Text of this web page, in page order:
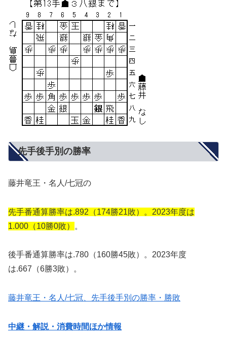
先手後手別の勝率
藤井竜王・名人/七冠の
先手番通算勝率は.892（174勝21敗）。2023年度は
1.000（10勝0敗）
。
後手番通算勝率は.780（160勝45敗）。2023年度
は.667（6勝3敗）。
藤井竜王・名人/七冠、先手後手別の勝率・勝敗
中継・解説・消費時間ほか情報